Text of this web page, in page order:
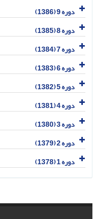
دوره 9 (1386)
دوره 8 (1385)
دوره 7 (1384)
دوره 6 (1383)
دوره 5 (1382)
دوره 4 (1381)
دوره 3 (1380)
دوره 2 (1379)
دوره 1 (1378)